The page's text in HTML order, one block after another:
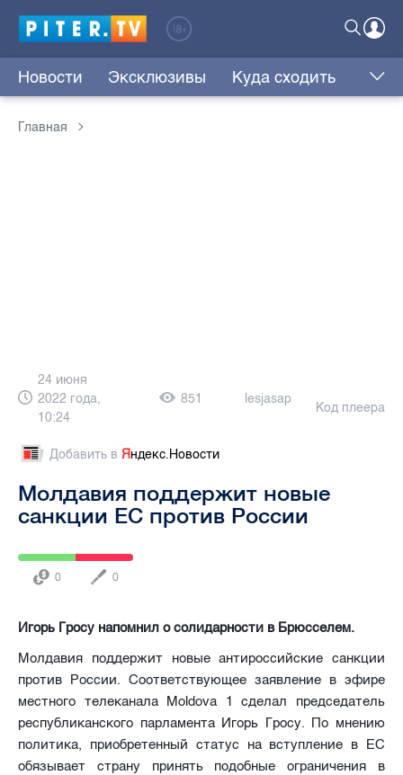
Новости Эксклюзивы Куда сходить
Главная
24 июня
2022 года,
10:24
851 lesjasap
Код плеера
Добавить в Яндекс.Новости
Молдавия поддержит новые
санкции ЕС против России
0 0
Игорь Гросу напомнил о солидарности в Брюсселем.
Молдавия поддержит новые антироссийские санкции
против России. Соответствующее заявление в эфире
местного телеканала Moldova 1 сделал председатель
республиканского парламента Игорь Гросу. По мнению
политика, приобретенный статус на вступление в ЕС
обязывает страну принять подобные ограничения в